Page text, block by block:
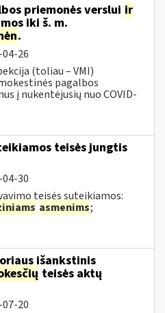
priemonės verslui ir
iki š. m.
.
26
(toliau – VMI)
pagalbos
į nukentėjusių nuo COVID-
teisės jungtis
30
teisės suteikiamos:
asmenims;
išankstinis
teisės aktų
20